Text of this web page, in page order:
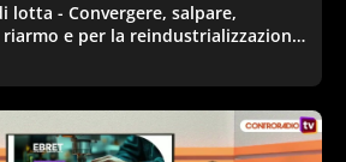
lotta - Convergere, salpare,
e per la reindustrializzazione